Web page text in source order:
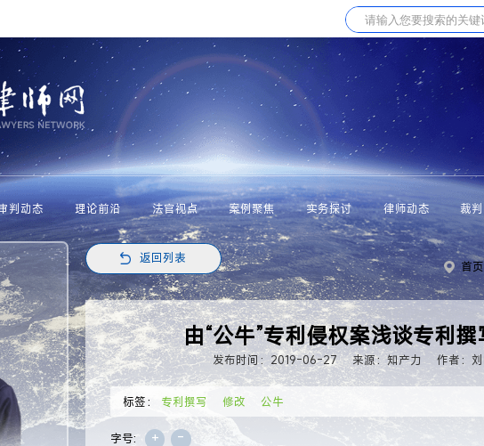
判动态 理论前沿 法官视点 案例聚焦 实务探讨 律师动态 裁
返回列表
首页
由“公牛”专利侵权案浅谈专利
发布时间：2019-06-27 来源：知产力 作者：
标签： 专利撰写 修改 公牛
字号: + -